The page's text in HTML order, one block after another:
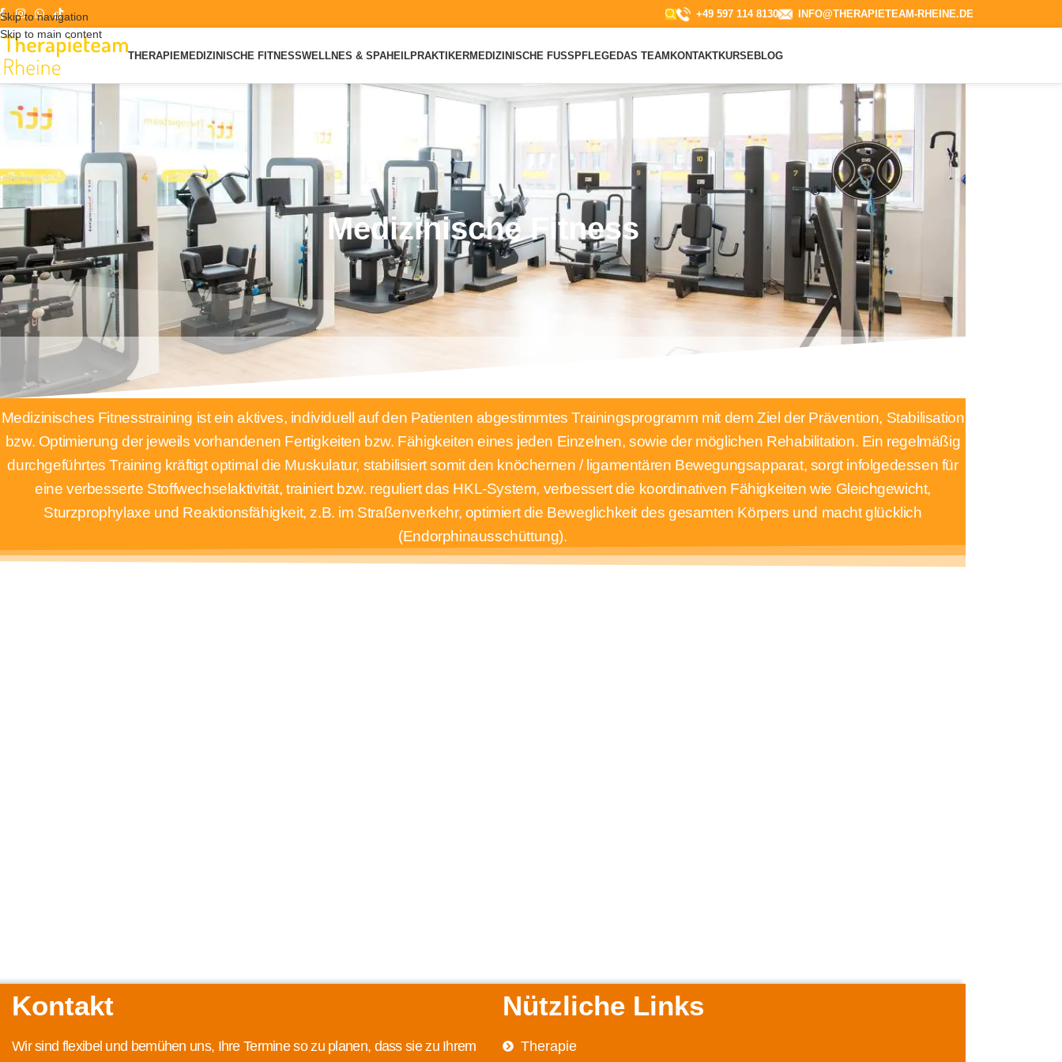
Skip to navigation
Skip to main content
+49 597 114 8130​ INFO@THERAPIETEAM-RHEINE.DE
THERAPIEMEDIZINISCHE FITNESSWELLNES & SPAHEILPRAKTIKERMEDIZINISCHE FUSSPFLEGE DAS TEAMKONTAKTKURSEBLOG
Medizinische Fitness
Medizinisches Fitnesstraining ist ein aktives, individuell auf den Patienten abgestimmtes Trainingsprogramm mit dem Ziel der Prävention, Stabilisation
bzw. Optimierung der jeweils vorhandenen Fertigkeiten bzw. Fähigkeiten eines jeden Einzelnen, sowie der möglichen Rehabilitation. Ein regelmäßig
durchgeführtes Training kräftigt optimal die Muskulatur, stabilisiert somit den knöchernen / ligamentären Bewegungsapparat, sorgt infolgedessen für
eine verbesserte Stoffwechselaktivität, trainiert bzw. reguliert das HKL-System, verbessert die koordinativen Fähigkeiten wie Gleichgewicht,
Sturzprophylaxe und Reaktionsfähigkeit, z.B. im Straßenverkehr, optimiert die Beweglichkeit des gesamten Körpers und macht glücklich
(Endorphinausschüttung).
Kontakt
Wir sind flexibel und bemühen uns, Ihre Termine so zu planen, dass sie zu Ihrem
Nützliche Links
Therapie